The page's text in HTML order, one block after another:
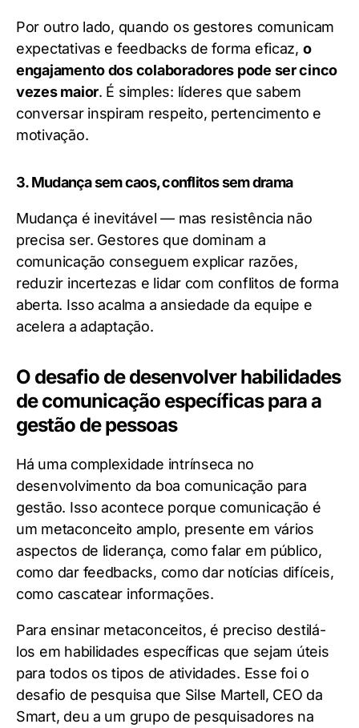
Por outro lado, quando os gestores comunicam
expectativas e feedbacks de forma eficaz, o
engajamento dos colaboradores pode ser cinco
vezes maior. É simples: líderes que sabem
conversar inspiram respeito, pertencimento e
motivação.
3. Mudança sem caos, conflitos sem drama
Mudança é inevitável — mas resistência não
precisa ser. Gestores que dominam a
comunicação conseguem explicar razões,
reduzir incertezas e lidar com conflitos de forma
aberta. Isso acalma a ansiedade da equipe e
acelera a adaptação.
O desafio de desenvolver habilidades
de comunicação específicas para a
gestão de pessoas
Há uma complexidade intrínseca no
desenvolvimento da boa comunicação para
gestão. Isso acontece porque comunicação é
um metaconceito amplo, presente em vários
aspectos de liderança, como falar em público,
como dar feedbacks, como dar notícias difíceis,
como cascatear informações.
Para ensinar metaconceitos, é preciso destilá-
los em habilidades específicas que sejam úteis
para todos os tipos de atividades. Esse foi o
desafio de pesquisa que Silse Martell, CEO da
Smart, deu a um grupo de pesquisadores na